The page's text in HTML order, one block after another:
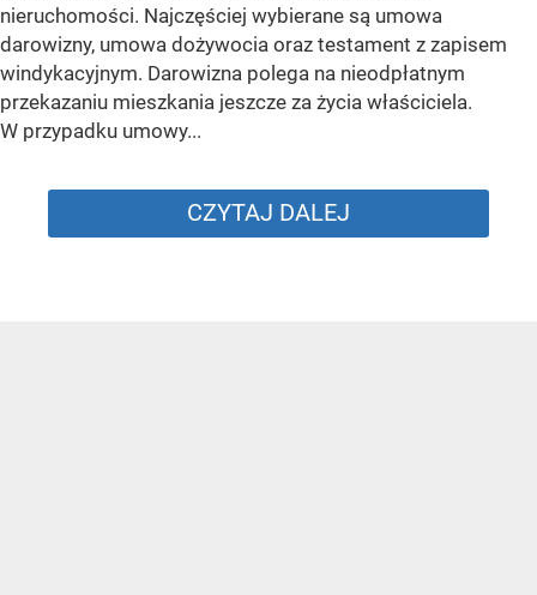
nieruchomości. Najczęściej wybierane są umowa
darowizny, umowa dożywocia oraz testament z zapisem
windykacyjnym. Darowizna polega na nieodpłatnym
przekazaniu mieszkania jeszcze za życia właściciela.
W przypadku umowy...
CZYTAJ DALEJ